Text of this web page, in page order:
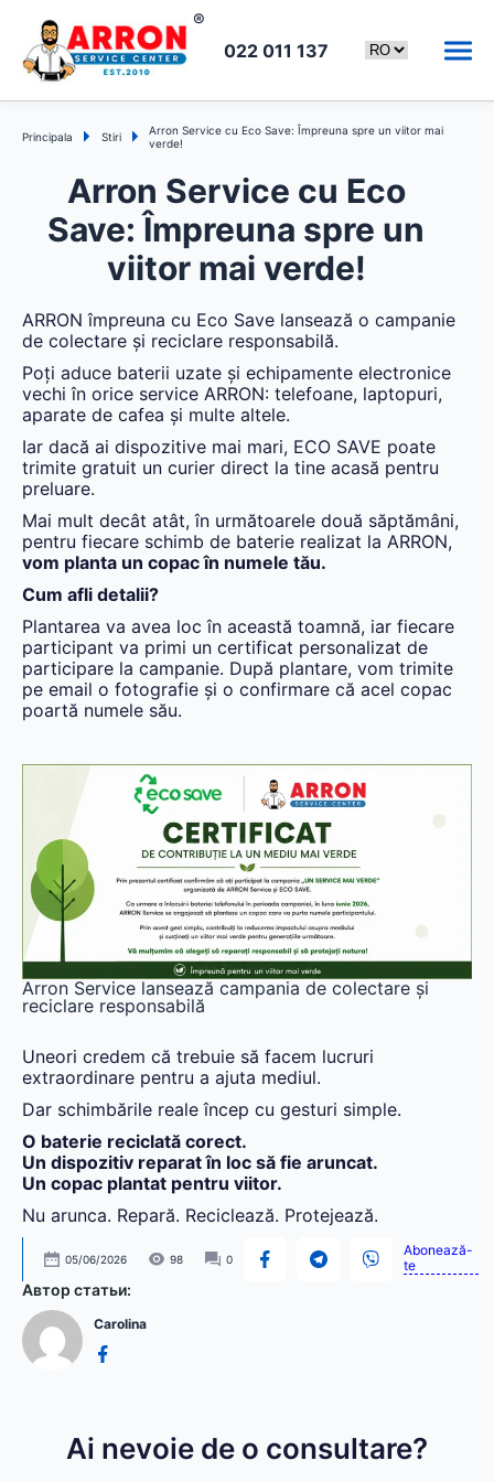
022 011 137
Principala Stiri
Arron Service cu Eco Save: Împreuna spre un viitor mai
verde!
Arron Service cu Eco
Save: Împreuna spre un
viitor mai verde!
ARRON împreuna cu Eco Save lansează o campanie
de colectare și reciclare responsabilă.
Poți aduce baterii uzate și echipamente electronice
vechi în orice service ARRON: telefoane, laptopuri,
aparate de cafea și multe altele.
Iar dacă ai dispozitive mai mari, ECO SAVE poate
trimite gratuit un curier direct la tine acasă pentru
preluare.
Mai mult decât atât, în următoarele două săptămâni,
pentru fiecare schimb de baterie realizat la ARRON,
vom planta un copac în numele tău.
Cum afli detalii?
Plantarea va avea loc în această toamnă, iar fiecare
participant va primi un certificat personalizat de
participare la campanie. După plantare, vom trimite
pe email o fotografie și o confirmare că acel copac
poartă numele său.
Arron Service lansează campania de colectare și
reciclare responsabilă
Uneori credem că trebuie să facem lucruri
extraordinare pentru a ajuta mediul.
Dar schimbările reale încep cu gesturi simple.
O baterie reciclată corect.
Un dispozitiv reparat în loc să fie aruncat.
Un copac plantat pentru viitor.
Nu arunca. Repară. Reciclează. Protejează.
05/06/2026 98 0
Abonează-
te
Автор статьи:
Carolina
Ai nevoie de o consultare?